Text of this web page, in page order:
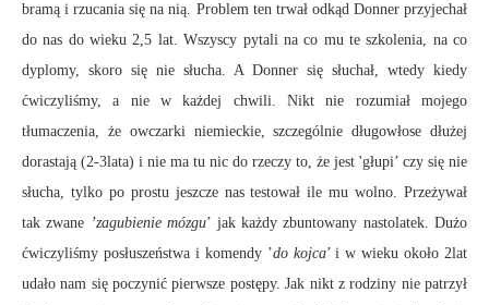
bramą i rzucania się na nią. Problem ten trwał odkąd Donner przyjechał
do nas do wieku 2,5 lat. Wszyscy pytali na co mu te szkolenia, na co
dyplomy, skoro się nie słucha. A Donner się słuchał, wtedy kiedy
ćwiczyliśmy, a nie w każdej chwili. Nikt nie rozumiał mojego
tłumaczenia, że owczarki niemieckie, szczególnie długowłose dłużej
dorastają (2-3lata) i nie ma tu nic do rzeczy to, że jest 'głupi’ czy się nie
słucha, tylko po prostu jeszcze nas testował ile mu wolno. Przeżywał
tak zwane ’zagubienie mózgu’ jak każdy zbuntowany nastolatek. Dużo
ćwiczyliśmy posłuszeństwa i komendy ’do kojca’ i w wieku około 2lat
udało nam się poczynić pierwsze postępy. Jak nikt z rodziny nie patrzył